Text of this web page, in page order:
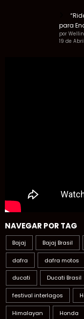
para
por
19 de
NAVEGAR POR TAG
Bajaj Bajaj Brasil
dafra dafra motos
ducati Ducati Brasil
festival interlagos
Himalayan Honda